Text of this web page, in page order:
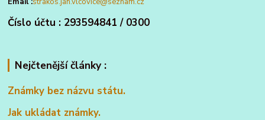
Číslo účtu : 293594841 / 0300
Nejčtenější články :
Známky bez názvu státu.
Jak ukládat známky.